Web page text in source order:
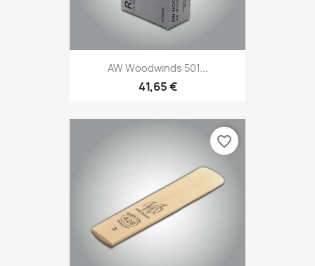
AW Woodwinds 501...
41,65 €
favorite_border